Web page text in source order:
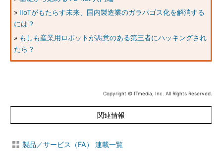
» IIoTがもたらす未来、国内製造業のガラパゴス化を解消する
には？
» もしも産業用ロボットが悪意のある第三者にハッキングされ
たら？
Copyright © ITmedia, Inc. All Rights Reserved.
関連情報
製品／サービス（FA） 連載一覧